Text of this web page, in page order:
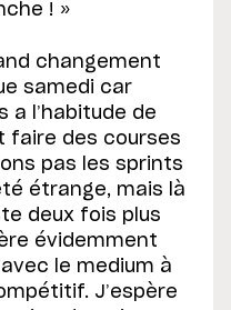
! »
changement
samedi car
a l’habitude de
faire des courses
pas les sprints
étrange, mais là
deux fois plus
évidemment
le medium à
J’espère